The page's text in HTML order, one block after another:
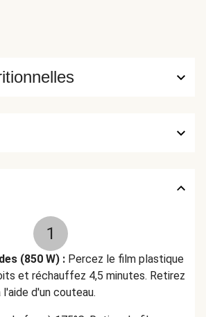
1
(850 W) : Percez le film plastique
et réchauffez 4,5 minutes. Retirez
d'un couteau.